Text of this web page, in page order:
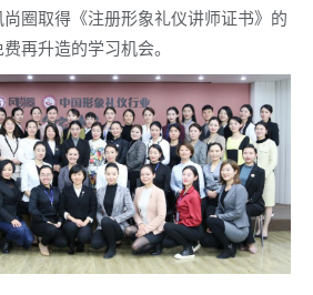
圈取得《注册形象礼仪讲师证书》的
再升造的学习机会。